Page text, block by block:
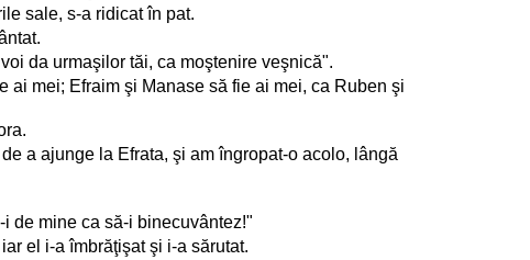
sale, s-a ridicat în pat.
da urmaşilor tăi, ca moştenire veşnică".
mei; Efraim şi Manase să fie ai mei, ca Ruben şi
a ajunge la Efrata, şi am îngropat-o acolo, lângă
de mine ca să-i binecuvântez!"
el i-a îmbrăţişat şi i-a sărutat.